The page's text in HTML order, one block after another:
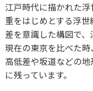
江戸時代に描かれた
重をはじめとする浮
差を意識した構図で
現在の東京を比べた時
高低差や坂道などの
に残っています。